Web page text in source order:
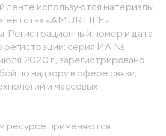
ленте используются материалы
«AMUR.LIFE».
Регистрационный номер и дата
регистрации: серия ИА №
2020 г., зарегистрировано
по надзору в сфере связи,
и массовых
ресурсе применяются